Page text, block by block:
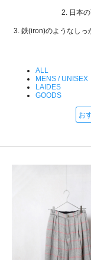
2. 日本
3. 鉄(iron)のようなしっ
ALL
MENS / UNISEX
LAIDES
GOODS
お